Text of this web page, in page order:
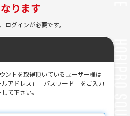
ります
グインが必要です。
ントを取得頂いているユーザー様は
アドレス」「パスワード」をご入力
て下さい。